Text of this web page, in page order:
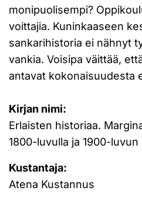
monipuolisempi?
voittajia. Kuninkaaseen
sankarihistoria ei nähnyt
vankia. Voisipa väittää,
antavat kokonaisuudesta
Kirjan nimi:
Erlaisten historiaa.
1800-luvulla ja 1900-luvun
Kustantaja:
Atena Kustannus